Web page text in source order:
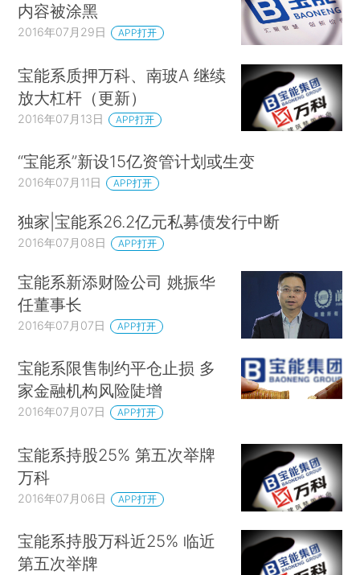
内容被涂黑
2016年07月29日 APP打开
宝能系质押万科、南玻A 继续
放大杠杆（更新）
2016年07月13日 APP打开
“宝能系”新设15亿资管计划或生变
2016年07月11日 APP打开
独家|宝能系26.2亿元私募债发行中断
2016年07月08日 APP打开
宝能系新添财险公司 姚振华
任董事长
2016年07月07日 APP打开
宝能系限售制约平仓止损 多
家金融机构风险陡增
2016年07月07日 APP打开
宝能系持股25% 第五次举牌
万科
2016年07月06日 APP打开
宝能系持股万科近25% 临近
第五次举牌